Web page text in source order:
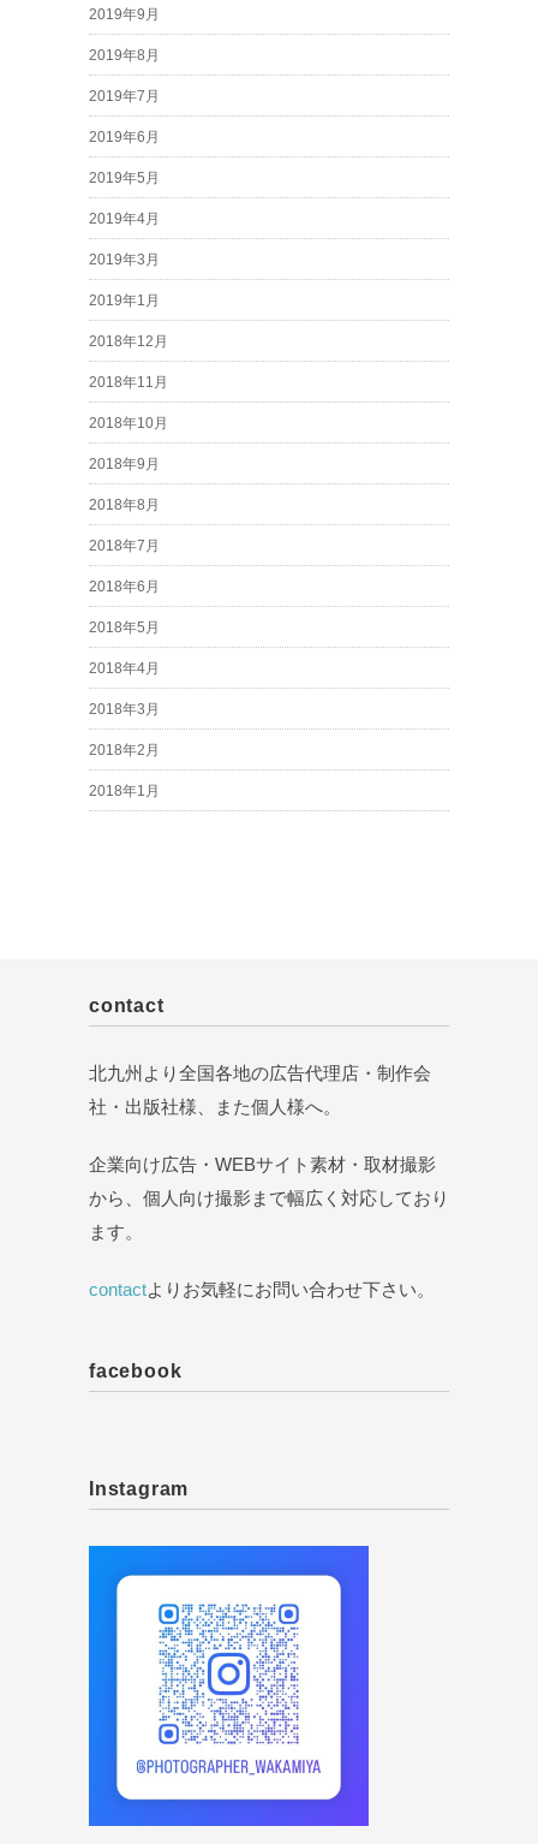
2019年9月
2019年8月
2019年7月
2019年6月
2019年5月
2019年4月
2019年3月
2019年1月
2018年12月
2018年11月
2018年10月
2018年9月
2018年8月
2018年7月
2018年6月
2018年5月
2018年4月
2018年3月
2018年2月
2018年1月
contact
北九州より全国各地の広告代理店・制作会
社・出版社様、また個人様へ。
企業向け広告・WEBサイト素材・取材撮影
から、個人向け撮影まで幅広く対応しており
ます。
contactよりお気軽にお問い合わせ下さい。
facebook
Instagram